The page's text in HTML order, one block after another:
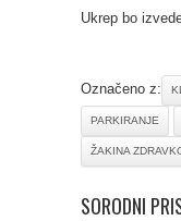
Ukrep bo
Označeno z:
PARKIRANJE
ŽAKINA
SORODNI